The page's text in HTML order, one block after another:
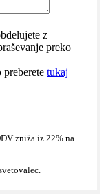
z
preko
tukaj
zniža iz 22% na